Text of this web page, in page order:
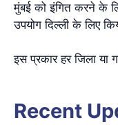
मुंबई को इंगित करने के
उपयोग दिल्ली के लिए
इस प्रकार हर जिला या
Recent